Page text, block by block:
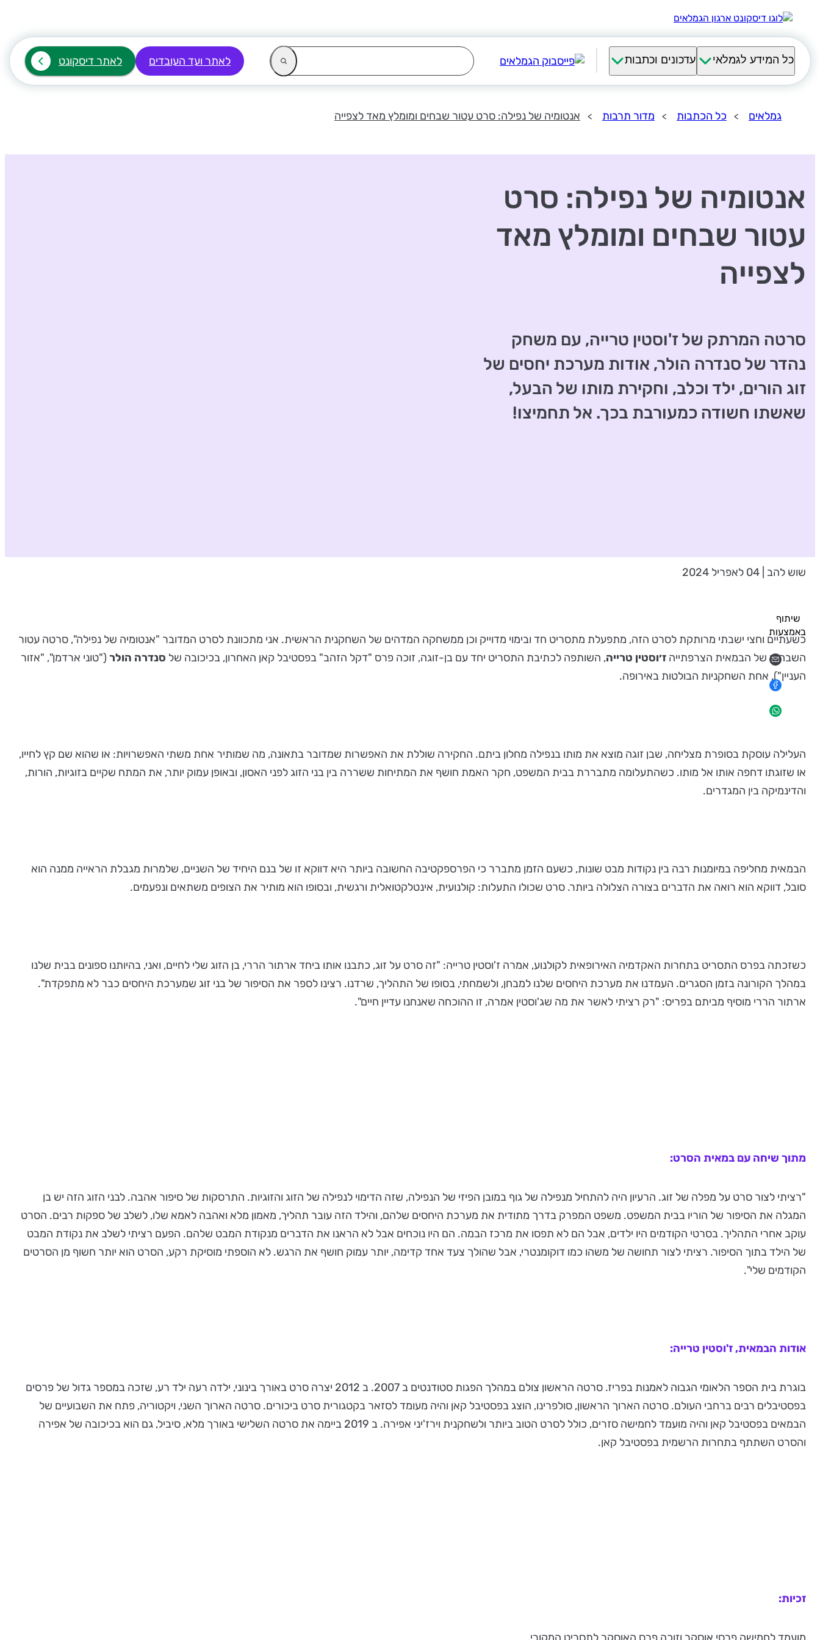
כל המידע לגמלאי עדכונים וכתבות לאתר ועד העובדים לאתר דיסקונט
גמלאים כל הכתבות מדור תרבות אנטומיה של נפילה: סרט עטור שבחים ומומלץ מאד לצפייה
אנטומיה של נפילה: סרט
עטור שבחים ומומלץ מאד
לצפייה
סרטה המרתק של ז'וסטין טרייה, עם משחק
נהדר של סנדרה הולר, אודות מערכת יחסים של
זוג הורים, ילד וכלב, וחקירת מותו של הבעל,
שאשתו חשודה כמעורבת בכך. אל תחמיצו!
שוש להב | 04 לאפריל 2024
כשעתיים וחצי ישבתי מרותקת לסרט הזה, מתפעלת מתסריט חד ובימוי מדוייק וכן ממשחקה המדהים של השחקנית הראשית. אני מתכוונת לסרט המדובר "אנטומיה של נפילה", סרטה עטור
השבחים של הבמאית הצרפתייה ז׳וסטין טרייה, השותפה לכתיבת התסריט יחד עם בן-זוגה, זוכה פרס "דקל הזהב" בפסטיבל קאן האחרון, בכיכובה של סנדרה הולר ("טוני ארדמן", "אזור
העניין"), אחת השחקניות הבולטות באירופה.
העלילה עוסקת בסופרת מצליחה, שבן זוגה מוצא את מותו בנפילה מחלון ביתם. החקירה שוללת את האפשרות שמדובר בתאונה, מה שמותיר אחת משתי האפשרויות: או שהוא שם קץ לחייו,
או שזוגתו דחפה אותו אל מותו. כשהתעלומה מתבררת בבית המשפט, חקר האמת חושף את המתיחות ששררה בין בני הזוג לפני האסון, ובאופן עמוק יותר, את המתח שקיים בזוגיות, הורות,
והדינמיקה בין המגדרים.
הבמאית מחליפה במיומנות רבה בין נקודות מבט שונות, כשעם הזמן מתברר כי הפרספקטיבה החשובה ביותר היא דווקא זו של בנם היחיד של השניים, שלמרות מגבלת הראייה ממנה הוא
סובל, דווקא הוא רואה את הדברים בצורה הצלולה ביותר. סרט שכולו התעלות: קולנועית, אינטלקטואלית ורגשית, ובסופו הוא מותיר את הצופים משתאים ונפעמים.
כשזכתה בפרס התסריט בתחרות האקדמיה האירופאית לקולנוע, אמרה ז'וסטין טרייה: "זה סרט על זוג, כתבנו אותו ביחד ארתור הררי, בן הזוג שלי לחיים, ואני, בהיותנו ספונים בבית שלנו
במהלך הקורונה בזמן הסגרים. העמדנו את מערכת היחסים שלנו למבחן, ולשמחתי, בסופו של התהליך, שרדנו. רצינו לספר את הסיפור של בני זוג שמערכת היחסים כבר לא מתפקדת".
ארתור הררי מוסיף מביתם בפריס: "רק רציתי לאשר את מה שג'וסטין אמרה, זו ההוכחה שאנחנו עדיין חיים".
מתוך שיחה עם במאית הסרט:
"רציתי לצור סרט על מפלה של זוג. הרעיון היה להתחיל מנפילה של גוף במובן הפיזי של הנפילה, שזה הדימוי לנפילה של הזוג והזוגיות. התרסקות של סיפור אהבה. לבני הזוג הזה יש בן
המגלה את הסיפור של הוריו בבית המשפט. משפט המפרק בדרך מתודית את מערכת היחסים שלהם, והילד הזה עובר תהליך, מאמון מלא ואהבה לאמא שלו, לשלב של ספקות רבים. הסרט
עוקב אחרי התהליך. בסרטי הקודמים היו ילדים, אבל הם לא תפסו את מרכז הבמה. הם היו נוכחים אבל לא הראנו את הדברים מנקודת המבט שלהם. הפעם רציתי לשלב את נקודת המבט
של הילד בתוך הסיפור. רציתי לצור תחושה של משהו כמו דוקומנטרי, אבל שהולך צעד אחד קדימה, יותר עמוק חושף את הרגש. לא הוספתי מוסיקת רקע, הסרט הוא יותר חשוף מן הסרטים
הקודמים שלי".
אודות הבמאית, ז'וסטין טרייה:
בוגרת בית הספר הלאומי הגבוה לאמנות בפריז. סרטה הראשון צולם במהלך הפגות סטודנטים ב 2007. ב 2012 יצרה סרט באורך בינוני, ילדה רעה ילד רע, שזכה במספר גדול של פרסים
בפסטיבלים רבים ברחבי העולם. סרטה הארוך הראשון, סולפרינו, הוצג בפסטיבל קאן והיה מעומד לסזאר בקטגורית סרט ביכורים. סרטה הארוך השני, ויקטוריה, פתח את השבועיים של
הבמאים בפסטיבל קאן והיה מועמד לחמישה סזרים, כולל לסרט הטוב ביותר ולשחקנית וירז'יני אפירה. ב 2019 ביימה את סרטה השלישי באורך מלא, סיביל, גם הוא בכיכובה של אפירה
והסרט השתתף בתחרות הרשמית בפסטיבל קאן.
זכיות:
שיתוף
באמצעות